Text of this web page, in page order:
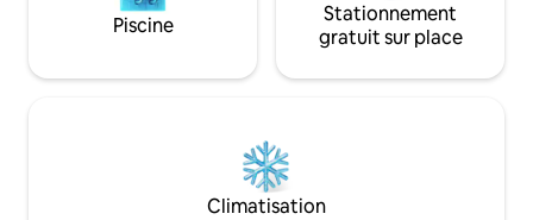
Piscine
Stationnement
gratuit sur place
Climatisation